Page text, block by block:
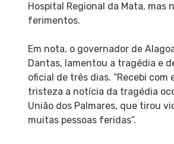
Hospital Regional da Mata, mas
ferimentos.
Em nota, o governador de
Dantas, lamentou a tragédia e
oficial de três dias. “Recebi com
tristeza a notícia da tragédia
União dos Palmares, que tirou
muitas pessoas feridas”.